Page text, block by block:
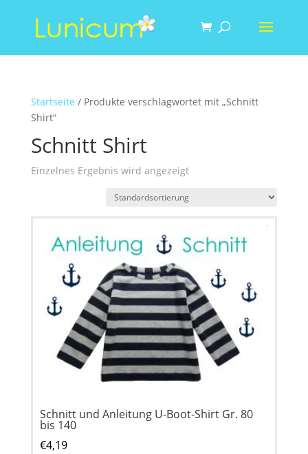
Startseite / Produkte verschlagwortet mit „Schnitt
Shirt“
Schnitt Shirt
Einzelnes Ergebnis wird angezeigt
Schnitt und Anleitung U-Boot-Shirt Gr. 80
bis 140
€4,19